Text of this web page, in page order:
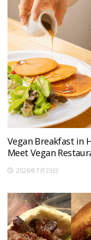
Vegan Breakfast in
Meet Vegan
2026年7月23日